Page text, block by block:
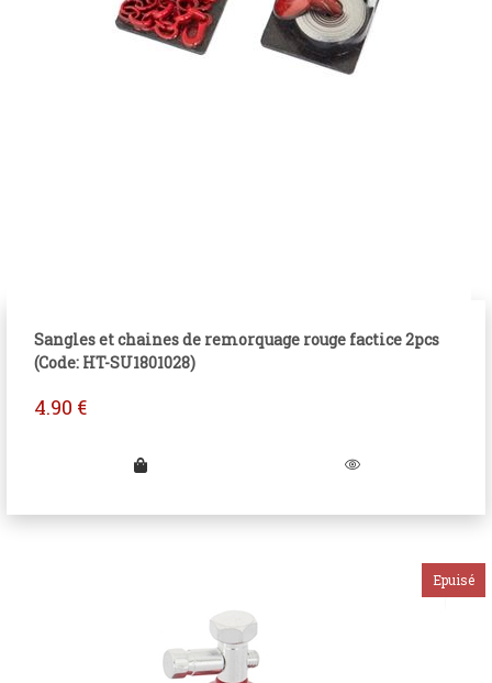
Sangles et chaines de remorquage rouge factice 2pcs
(Code: HT-SU1801028)
4.90 €